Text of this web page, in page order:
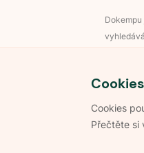
Cookies
Přečtěte si